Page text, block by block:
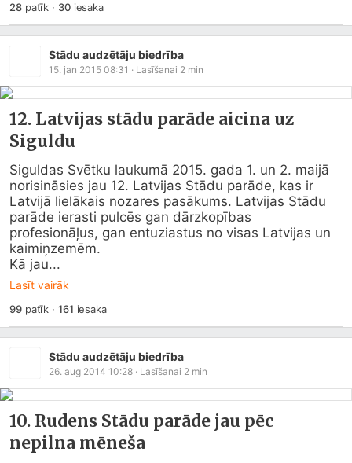
28patīk · 30iesaka
Stādu audzētāju biedrība
15. jan 2015 08:31 · Lasīšanai 2 min
12. Latvijas stādu parāde aicina uz
Siguldu
Siguldas Svētku laukumā 2015. gada 1. un 2. maijā
norisināsies jau 12. Latvijas Stādu parāde, kas ir
Latvijā lielākais nozares pasākums. Latvijas Stādu
parāde ierasti pulcēs gan dārzkopības
profesionāļus, gan entuziastus no visas Latvijas un
kaimiņzemēm.
Kā jau...
Lasīt vairāk
99patīk · 161 iesaka
Stādu audzētāju biedrība
26. aug 2014 10:28 · Lasīšanai 2 min
10. Rudens Stādu parāde jau pēc
nepilna mēneša